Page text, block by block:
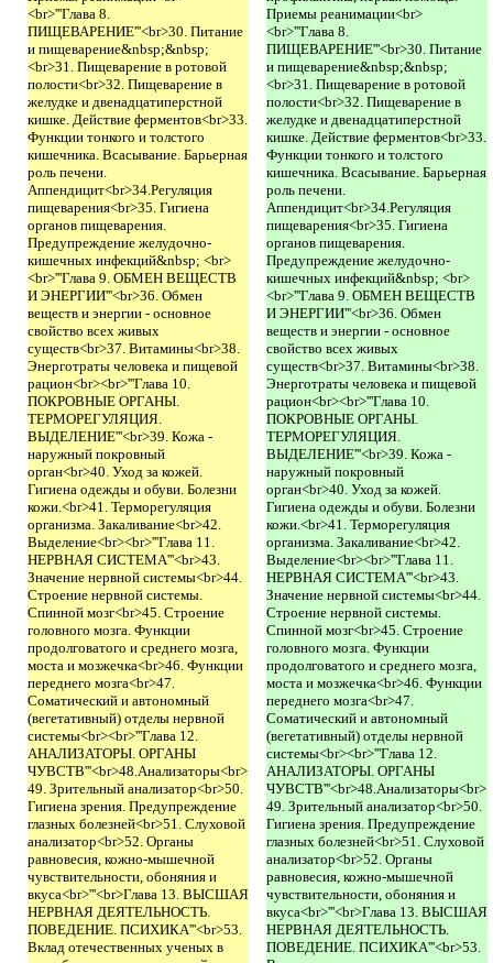
<br>'''Глава 8.
ПИЩЕВАРЕНИЕ'''<br>30. Питание
и пищеварение&nbsp;&nbsp;
<br>31. Пищеварение в ротовой
полости<br>32. Пищеварение в
желудке и двенадцатиперстной
кишке. Действие ферментов<br>33.
Функции тонкого и толстого
кишечника. Всасывание. Барьерная
роль печени.
Аппендицит<br>34.Регуляция
пищеварения<br>35. Гигиена
органов пищеварения.
Предупреждение желудочно-
кишечных инфекций&nbsp; <br>
<br>'''Глава 9. ОБМЕН ВЕЩЕСТВ
И ЭНЕРГИИ'''<br>36. Обмен
веществ и энергии - основное
свойство всех живых
существ<br>37. Витамины<br>38.
Энерготраты человека и пищевой
рацион<br><br>'''Глава 10.
ПОКРОВНЫЕ ОРГАНЫ.
ТЕРМОРЕГУЛЯЦИЯ.
ВЫДЕЛЕНИЕ'''<br>39. Кожа -
наружный покровный
орган<br>40. Уход за кожей.
Гигиена одежды и обуви. Болезни
кожи.<br>41. Терморегуляция
организма. Закаливание<br>42.
Выделение<br><br>'''Глава 11.
НЕРВНАЯ СИСТЕМА'''<br>43.
Значение нервной системы<br>44.
Строение нервной системы.
Спинной мозг<br>45. Строение
головного мозга. Функции
продолговатого и среднего мозга,
моста и мозжечка<br>46. Функции
переднего мозга<br>47.
Соматический и автономный
(вегетативный) отделы нервной
системы<br><br>'''Глава 12.
АНАЛИЗАТОРЫ. ОРГАНЫ
ЧУВСТВ'''<br>48.Анализаторы<br>
49. Зрительный анализатор<br>50.
Гигиена зрения. Предупреждение
глазных болезней<br>51. Слуховой
анализатор<br>52. Органы
равновесия, кожно-мышечной
чувствительности, обоняния и
вкуса<br>'''<br>Глава 13. ВЫСШАЯ
НЕРВНАЯ ДЕЯТЕЛЬНОСТЬ.
ПОВЕДЕНИЕ. ПСИХИКА'''<br>53.
Вклад отечественных ученых в
Приемы реанимации<br>
<br>'''Глава 8.
ПИЩЕВАРЕНИЕ'''<br>30. Питание
и пищеварение&nbsp;&nbsp;
<br>31. Пищеварение в ротовой
полости<br>32. Пищеварение в
желудке и двенадцатиперстной
кишке. Действие ферментов<br>33.
Функции тонкого и толстого
кишечника. Всасывание. Барьерная
роль печени.
Аппендицит<br>34.Регуляция
пищеварения<br>35. Гигиена
органов пищеварения.
Предупреждение желудочно-
кишечных инфекций&nbsp; <br>
<br>'''Глава 9. ОБМЕН ВЕЩЕСТВ
И ЭНЕРГИИ'''<br>36. Обмен
веществ и энергии - основное
свойство всех живых
существ<br>37. Витамины<br>38.
Энерготраты человека и пищевой
рацион<br><br>'''Глава 10.
ПОКРОВНЫЕ ОРГАНЫ.
ТЕРМОРЕГУЛЯЦИЯ.
ВЫДЕЛЕНИЕ'''<br>39. Кожа -
наружный покровный
орган<br>40. Уход за кожей.
Гигиена одежды и обуви. Болезни
кожи.<br>41. Терморегуляция
организма. Закаливание<br>42.
Выделение<br><br>'''Глава 11.
НЕРВНАЯ СИСТЕМА'''<br>43.
Значение нервной системы<br>44.
Строение нервной системы.
Спинной мозг<br>45. Строение
головного мозга. Функции
продолговатого и среднего мозга,
моста и мозжечка<br>46. Функции
переднего мозга<br>47.
Соматический и автономный
(вегетативный) отделы нервной
системы<br><br>'''Глава 12.
АНАЛИЗАТОРЫ. ОРГАНЫ
ЧУВСТВ'''<br>48.Анализаторы<br>
49. Зрительный анализатор<br>50.
Гигиена зрения. Предупреждение
глазных болезней<br>51. Слуховой
анализатор<br>52. Органы
равновесия, кожно-мышечной
чувствительности, обоняния и
вкуса<br>'''<br>Глава 13. ВЫСШАЯ
НЕРВНАЯ ДЕЯТЕЛЬНОСТЬ.
ПОВЕДЕНИЕ. ПСИХИКА'''<br>53.